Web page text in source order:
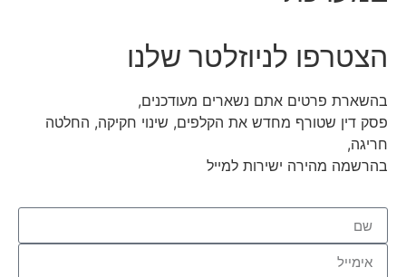
הצטרפו לניוזלטר שלנו
בהשארת פרטים אתם נשארים מעודכנים,
פסק דין שטורף מחדש את הקלפים, שינוי חקיקה, החלטה
חריגה,
בהרשמה מהירה ישירות למייל